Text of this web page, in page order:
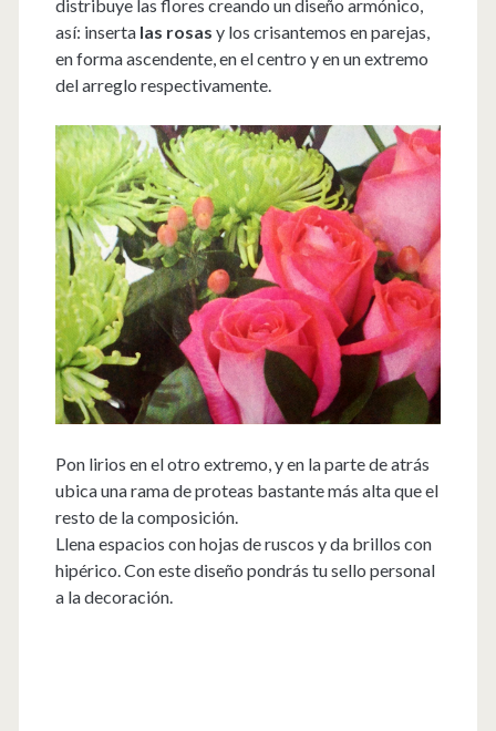
distribuye las flores creando un diseño armónico,
así: inserta las rosas y los crisantemos en parejas,
en forma ascendente, en el centro y en un extremo
del arreglo respectivamente.
Pon lirios en el otro extremo, y en la parte de atrás
ubica una rama de proteas bastante más alta que el
resto de la composición.
Llena espacios con hojas de ruscos y da brillos con
hipérico. Con este diseño pondrás tu sello personal
a la decoración.